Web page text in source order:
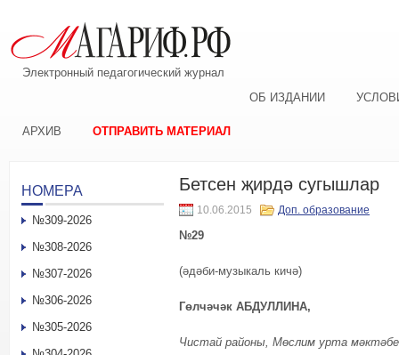
Электронный педагогический журнал
ОБ ИЗДАНИИ
АРХИВ ОТПРАВИТЬ МАТЕРИАЛ
Бетсен җирдә сугышлар
10.06.2015 Доп. образование
№29
(әдәби-музыкаль кичә)
Гөлчәчәк АБДУЛЛИНА,
Чистай районы, Мөслим урта
НОМЕРА
№309-2026
№308-2026
№307-2026
№306-2026
№305-2026